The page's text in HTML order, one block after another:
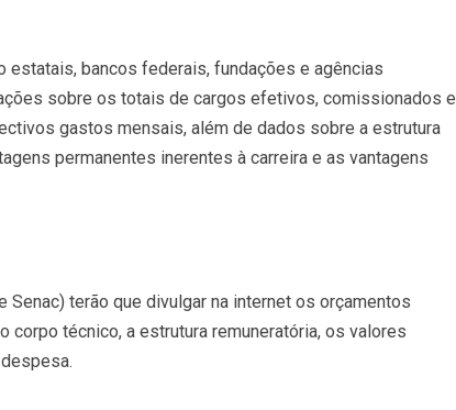
estatais, bancos federais, fundações e agências
sobre os totais de cargos efetivos, comissionados e
gastos mensais, além de dados sobre a estrutura
permanentes inerentes à carreira e as vantagens
terão que divulgar na internet os orçamentos
técnico, a estrutura remuneratória, os valores